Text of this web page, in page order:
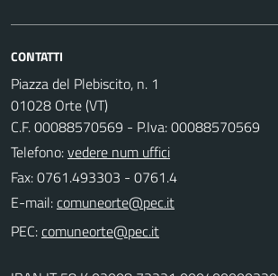
CONTATTI
Piazza del Plebiscito, n. 1
01028 Orte (VT)
C.F. 00088570569 - P.Iva: 00088570569
Telefono:vedere num uffici
Fax: 0761.493303 - 0761.4
E-mail:
PEC: